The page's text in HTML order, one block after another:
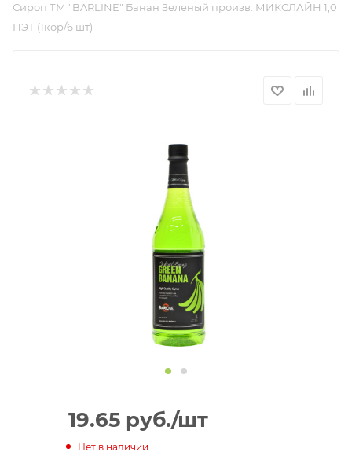
Сироп ТМ "BARLINE" Банан Зеленый произв. МИКСЛАЙН 1,0
ПЭТ (1кор/6 шт)
19.65 руб./шт
Нет в наличии